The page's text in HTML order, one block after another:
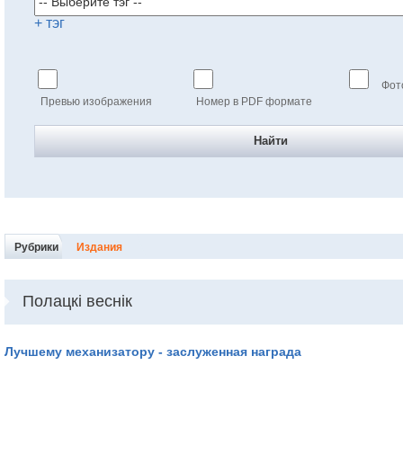
+ тэг
Превью изображения Номер в PDF формате
Найти
Рубрики Издания
Полацкі веснік
Лучшему механизатору - заслуженная награда